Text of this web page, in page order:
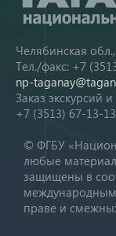
Челябинская
Тел./факс: +7
np-
Заказ экскурсий
+7 (3513) 67-13-
© ФГБУ
любые
защищены в
международным
праве и